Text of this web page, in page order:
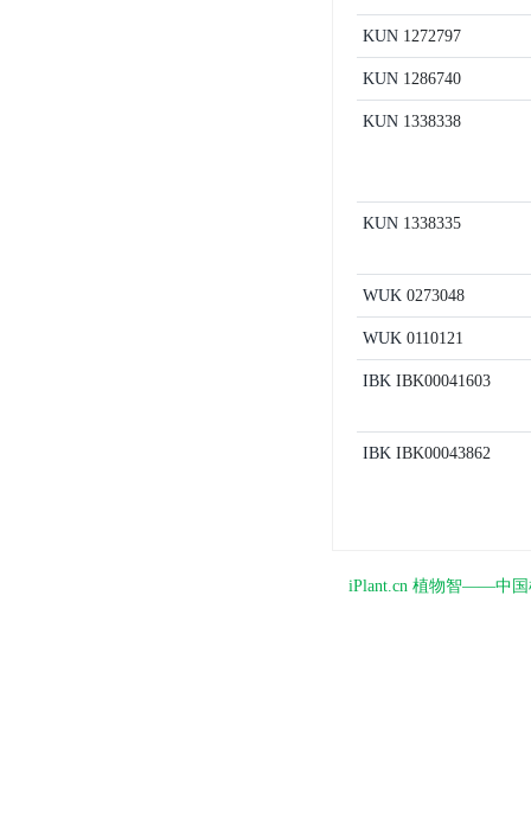
KUN 1272797
KUN 1286740
KUN 1338338
KUN 1338335
WUK 0273048
WUK 0110121
IBK IBK00041603
IBK IBK00043862
iPlant.cn 植物智——中国